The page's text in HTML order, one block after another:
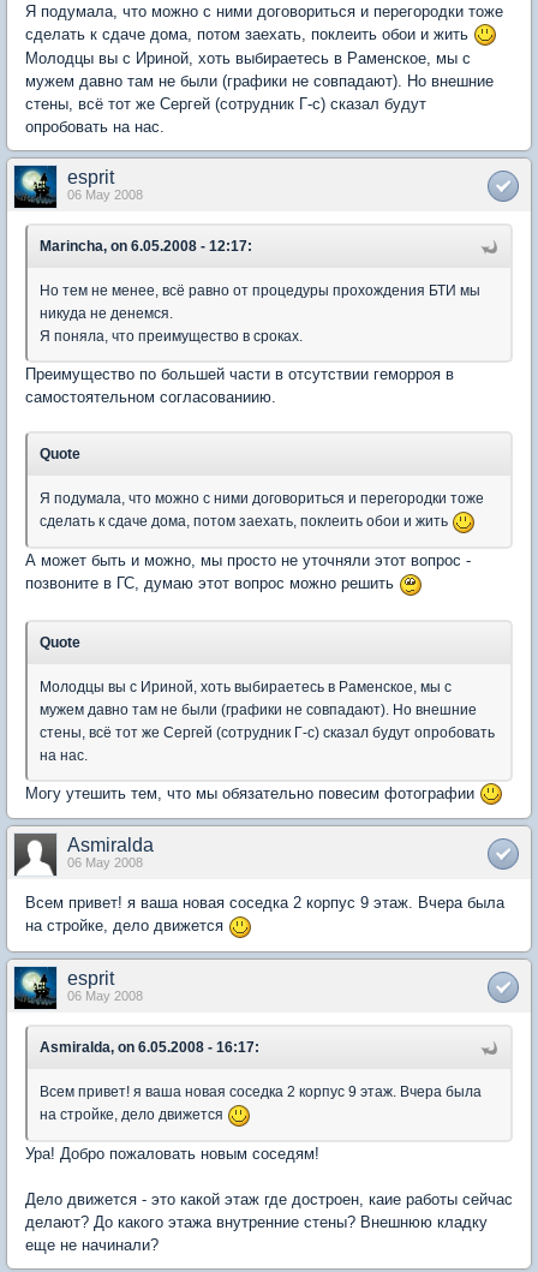
Я подумала, что можно с ними договориться и перегородки тоже
сделать к сдаче дома, потом заехать, поклеить обои и жить
Молодцы вы с Ириной, хоть выбираетесь в Раменское, мы с
мужем давно там не были (графики не совпадают). Но внешние
стены, всё тот же Сергей (сотрудник Г-с) сказал будут
опробовать на нас.
esprit
06 May 2008
Marincha, on 6.05.2008 - 12:17:
Но тем не менее, всё равно от процедуры прохождения БТИ мы
никуда не денемся.
Я поняла, что преимущество в сроках.
Преимущество по большей части в отсутствии геморроя в
самостоятельном согласованиию.
Quote
Я подумала, что можно с ними договориться и перегородки тоже
сделать к сдаче дома, потом заехать, поклеить обои и жить
А может быть и можно, мы просто не уточняли этот вопрос -
позвоните в ГС, думаю этот вопрос можно решить
Quote
Молодцы вы с Ириной, хоть выбираетесь в Раменское, мы с
мужем давно там не были (графики не совпадают). Но внешние
стены, всё тот же Сергей (сотрудник Г-с) сказал будут опробовать
на нас.
Могу утешить тем, что мы обязательно повесим фотографии
Asmiralda
06 May 2008
Всем привет! я ваша новая соседка 2 корпус 9 этаж. Вчера была
на стройке, дело движется
esprit
06 May 2008
Asmiralda, on 6.05.2008 - 16:17:
Всем привет! я ваша новая соседка 2 корпус 9 этаж. Вчера была
на стройке, дело движется
Ура! Добро пожаловать новым соседям!
Дело движется - это какой этаж где достроен, каие работы сейчас
делают? До какого этажа внутренние стены? Внешнюю кладку
еще не начинали?